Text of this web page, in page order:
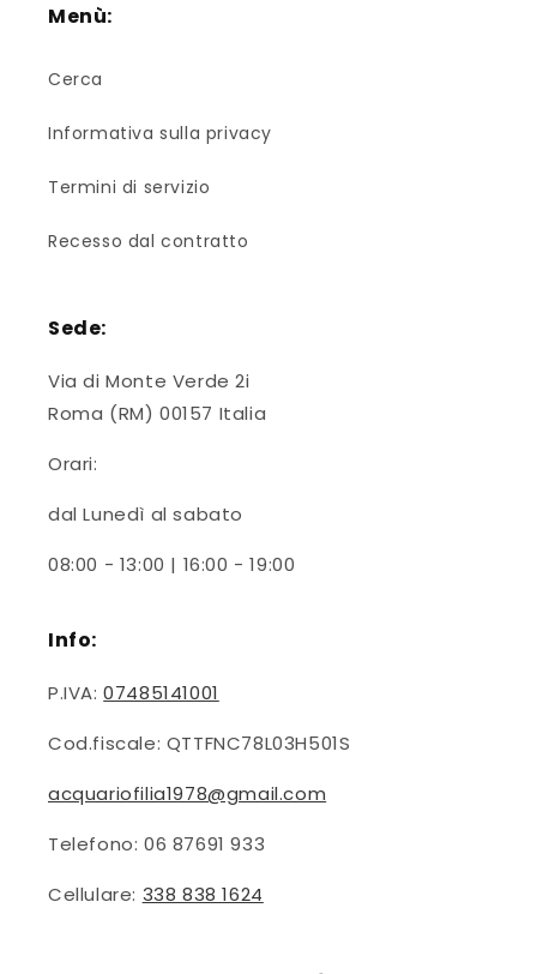
Menù:
Cerca
Informativa sulla privacy
Termini di servizio
Recesso dal contratto
Sede:
Via di Monte Verde 2i
Roma (RM) 00157 Italia
Orari:
dal Lunedì al sabato
08:00 - 13:00 | 16:00 - 19:00
Info:
P.IVA:07485141001
Cod.fiscale: QTTFNC78L03H501S
acquariofilia1978@gmail.com
Telefono: 06 87691 933
Cellulare: 338 838 1624